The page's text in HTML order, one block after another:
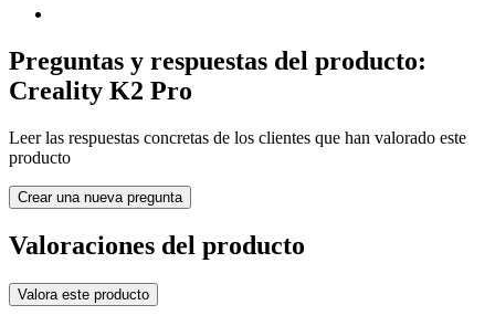
Preguntas y respuestas del producto:
Creality K2 Pro
Leer las respuestas concretas de los clientes que han valorado este
producto
Crear una nueva pregunta
Valoraciones del producto
Valora este producto